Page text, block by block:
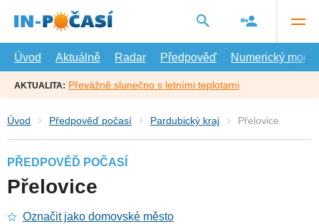
hlavní
Úvod
Aktuálně Radar Předpověď Numerický model
AKTUALITA: Převážně slunečno s letními teplotami
Úvod Předpověď počasí Pardubický kraj Přelovice
PŘEDPOVĚĎ POČASÍ
Přelovice
Označit jako domovské město